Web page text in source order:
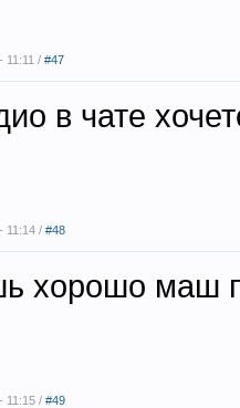
11:11 / #47
в чате
11:14 / #48
хорошо маш
11:15 / #49